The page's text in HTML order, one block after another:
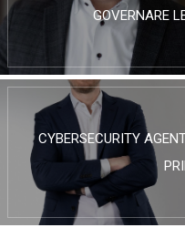
GOVERNARE
CYBERSECURITY